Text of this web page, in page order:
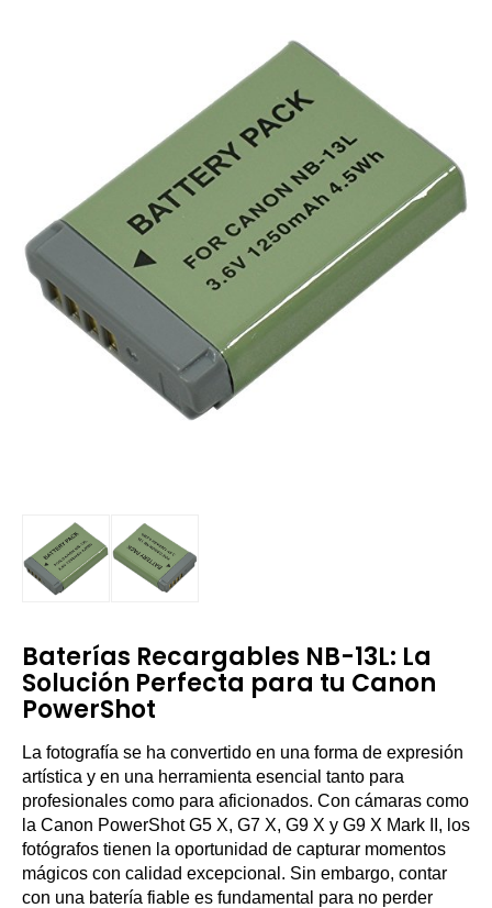
Baterías Recargables NB-13L: La
Solución Perfecta para tu Canon
PowerShot
La fotografía se ha convertido en una forma de expresión
artística y en una herramienta esencial tanto para
profesionales como para aficionados. Con cámaras como
la Canon PowerShot G5 X, G7 X, G9 X y G9 X Mark II, los
fotógrafos tienen la oportunidad de capturar momentos
mágicos con calidad excepcional. Sin embargo, contar
con una batería fiable es fundamental para no perder